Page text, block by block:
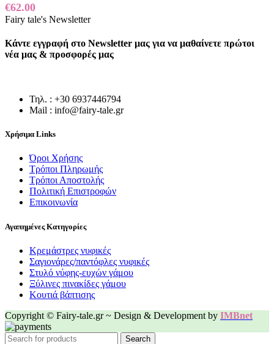
€62.00
Fairy tale's Newsletter
Κάντε εγγραφή στο Newsletter μας για να μαθαίνετε πρώτοι
νέα μας & προσφορές μας
Τηλ. : +30 6937446794
Mail : info@fairy-tale.gr
Χρήσιμα Links
Όροι Χρήσης
Τρόποι Πληρωμής
Τρόποι Αποστολής
Πολιτική Επιστροφών
Επικοινωνία
Αγαπημένες Κατηγορίες
Κρεμάστρες νυφικές
Σαγιονάρες/παντόφλες νυφικές
Στυλό νύφης-ευχών γάμου
Ξύλινες πινακίδες γάμου
Κουτιά βάπτισης
Copyright © Fairy-tale.gr ~ Design & Development by IMBnet
Search